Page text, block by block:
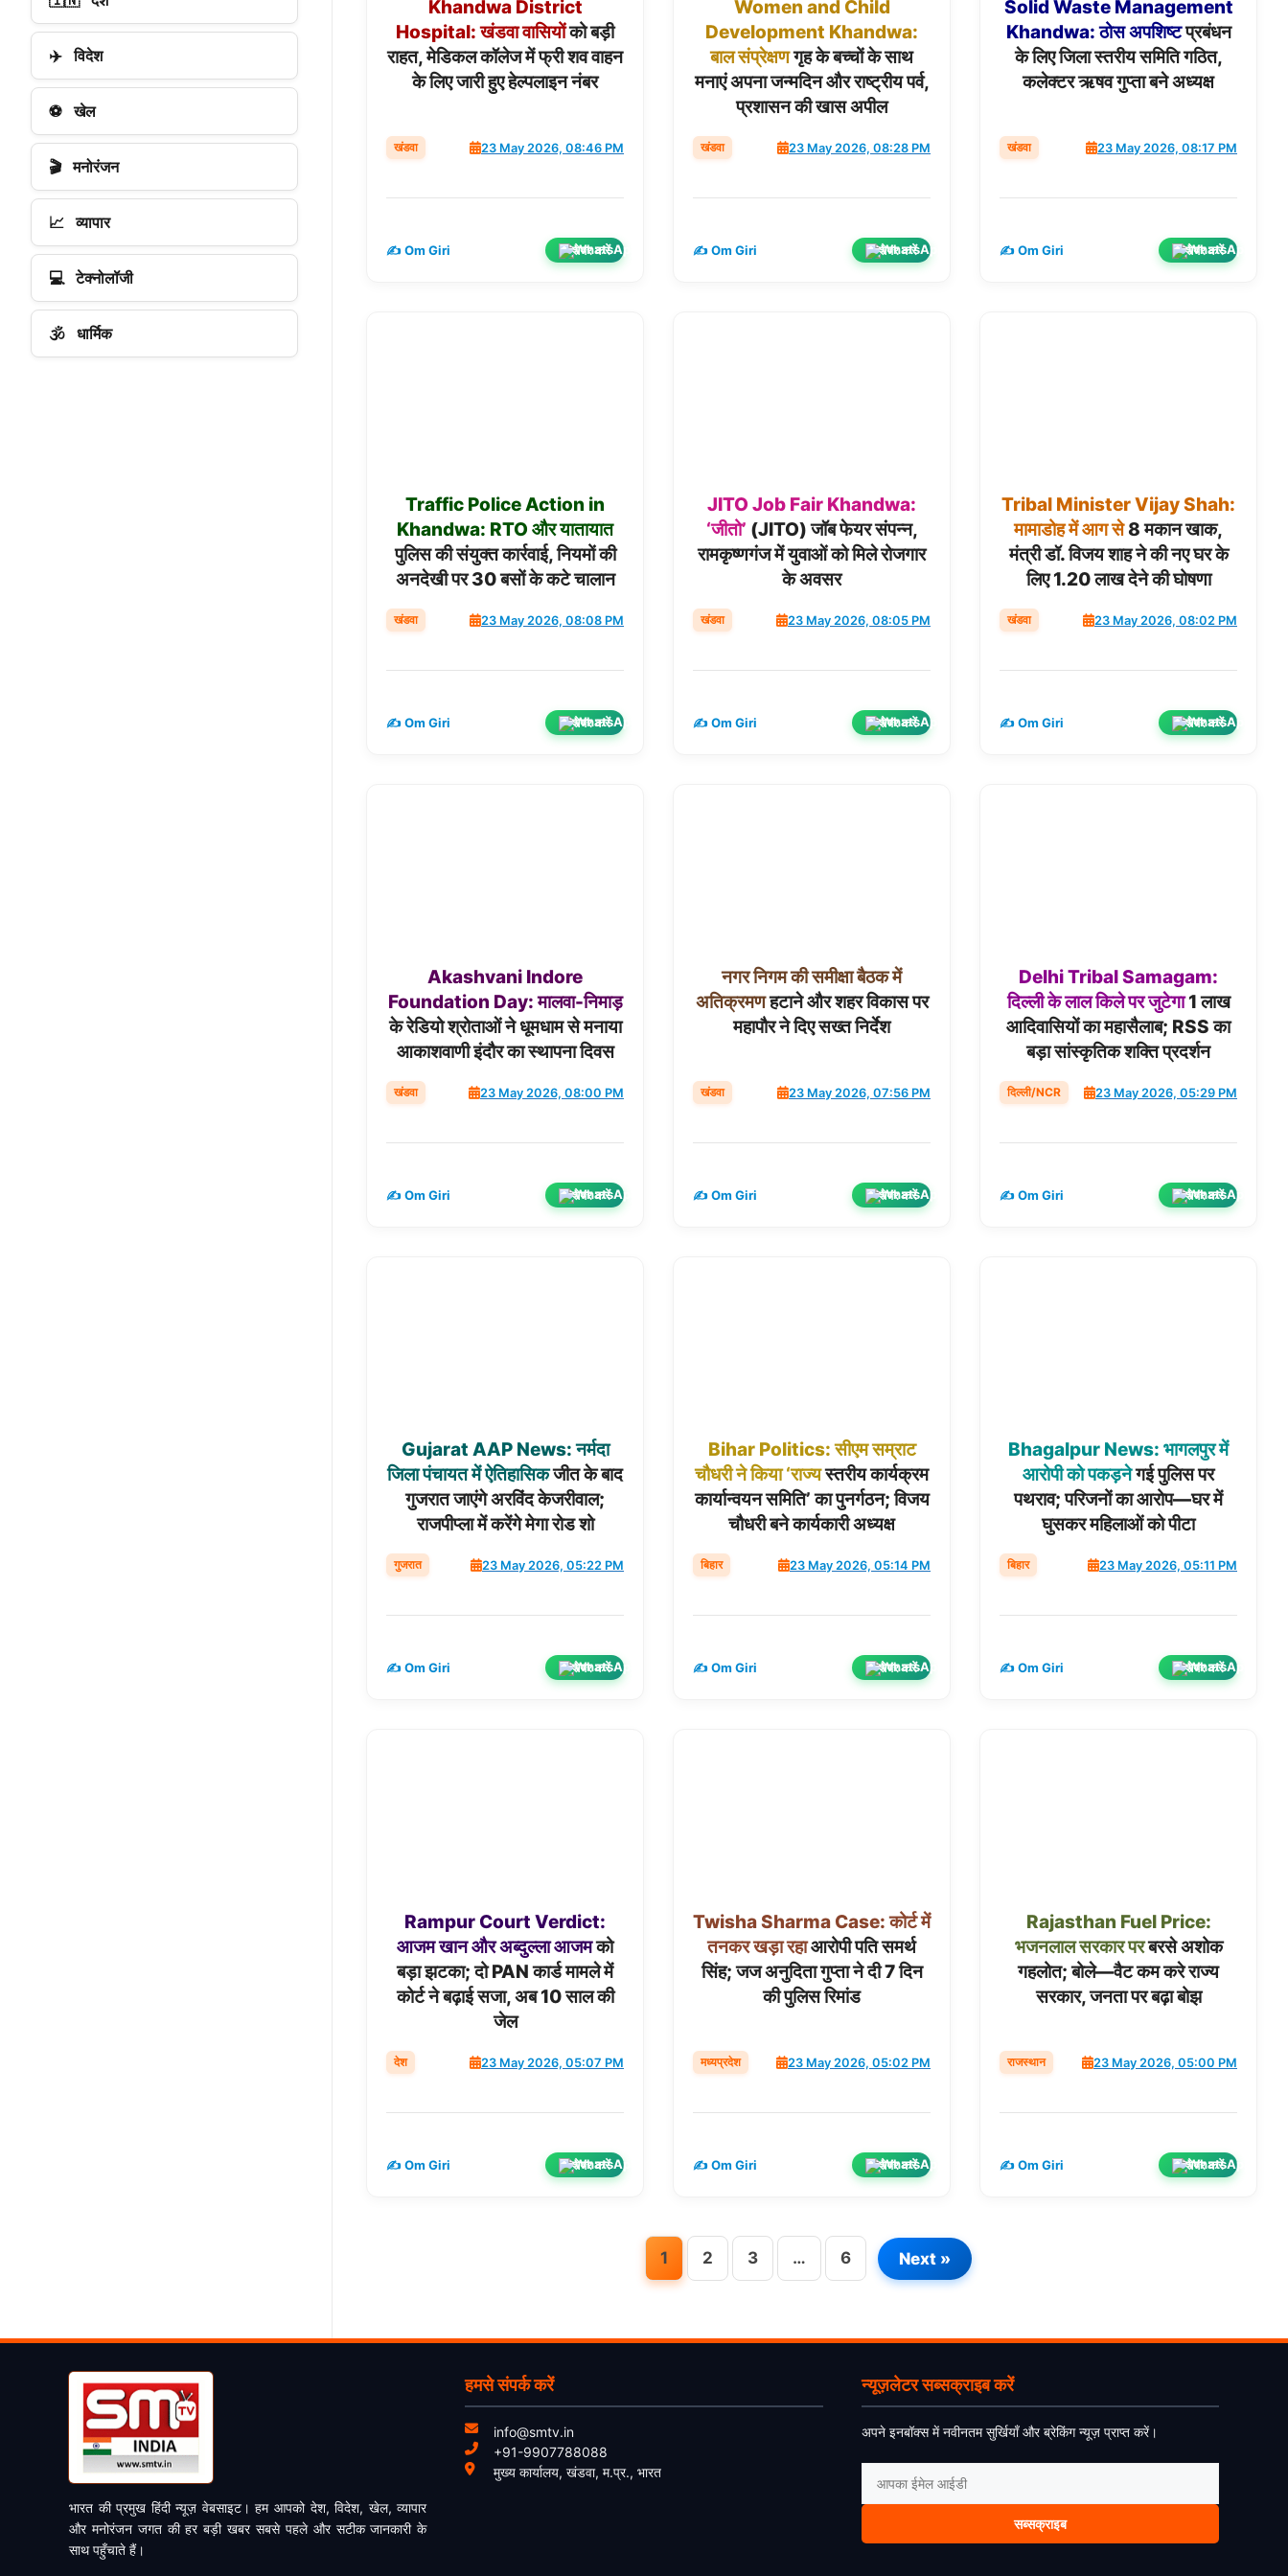
Khandwa District
Hospital: खंडवावासियोंको बड़ी
राहत, मेडिकल कॉलेज में फ्री शव वाहन
के लिए जारी हुए हेल्पलाइन नंबर
खंडवा 23 May 2026, 08:46 PM
✍️ Om Giri शेयर करें
Women and Child
Development Khandwa:
बालसंप्रेक्षणगृह के बच्चों के साथ
मनाएं अपना जन्मदिन और राष्ट्रीय पर्व,
प्रशासन की खास अपील
खंडवा 23 May 2026, 08:28 PM
✍️ Om Giri शेयर करें
Solid Waste Management
Khandwa:ठोसअपशिष्टप्रबंधन
के लिए जिला स्तरीय समिति गठित,
कलेक्टर ऋषव गुप्ता बने अध्यक्ष
खंडवा 23 May 2026, 08:17 PM
✍️ Om Giri शेयर करें
Traffic PoliceAction in
Khandwa: RTO औरयातायात
पुलिस की संयुक्त कार्रवाई, नियमों की
अनदेखी पर 30 बसों के कटे चालान
खंडवा 23 May 2026, 08:08 PM
✍️ Om Giri शेयर करें
JITO Job Fair Khandwa:
‘जीतो’ (JITO) जॉब फेयर संपन्न,
रामकृष्णगंज में युवाओं को मिले रोजगार
के अवसर
खंडवा 23 May 2026, 08:05 PM
✍️ Om Giri शेयर करें
Tribal MinisterVijayShah:
मामाडोहमेंआगसे8 मकान खाक,
मंत्री डॉ. विजय शाह ने की नए घर के
लिए 1.20 लाख देने की घोषणा
खंडवा 23 May 2026, 08:02 PM
✍️ Om Giri शेयर करें
Akashvani Indore
Foundation Day:मालवा-निमाड़
के रेडियो श्रोताओं ने धूमधाम से मनाया
आकाशवाणी इंदौर का स्थापना दिवस
खंडवा 23 May 2026, 08:00 PM
✍️ Om Giri शेयर करें
नगरनिगमकीसमीक्षाबैठकमें
अतिक्रमणहटाने और शहर विकास पर
महापौर ने दिए सख्त निर्देश
खंडवा 23 May 2026, 07:56 PM
✍️ Om Giri शेयर करें
DelhiTribalSamagam:
दिल्लीकेलालकिलेपरजुटेगा1 लाख
आदिवासियों का महासैलाब; RSS का
बड़ा सांस्कृतिक शक्ति प्रदर्शन
दिल्ली/NCR 23 May 2026, 05:29 PM
✍️ Om Giri शेयर करें
Gujarat AAP News:नर्मदा
जिलापंचायतमेंऐतिहासिकजीत के बाद
गुजरात जाएंगे अरविंद केजरीवाल;
राजपीप्ला में करेंगे मेगा रोड शो
गुजरात 23 May 2026, 05:22 PM
✍️ Om Giri शेयर करें
Bihar Politics:सीएमसम्राट
चौधरीनेकिया ‘राज्यस्तरीय कार्यक्रम
कार्यान्वयन समिति’ का पुनर्गठन; विजय
चौधरी बने कार्यकारी अध्यक्ष
बिहार 23 May 2026, 05:14 PM
✍️ Om Giri शेयर करें
Bhagalpur News: भागलपुरमें
आरोपीकोपकड़नेगई पुलिस पर
पथराव; परिजनों का आरोप—घर में
घुसकर महिलाओं को पीटा
बिहार 23 May 2026, 05:11 PM
✍️ Om Giri शेयर करें
Rampur Court Verdict:
आजमखानऔरअब्दुल्लाआजमको
बड़ा झटका; दो PAN कार्ड मामले में
कोर्ट ने बढ़ाई सजा, अब 10 साल की
जेल
देश 23 May 2026, 05:07 PM
✍️ Om Giri शेयर करें
TwishaSharma Case: कोर्टमें
तनकरखड़ारहाआरोपी पति समर्थ
सिंह; जज अनुदिता गुप्ता ने दी 7 दिन
की पुलिस रिमांड
मध्यप्रदेश 23 May 2026, 05:02 PM
✍️ Om Giri शेयर करें
Rajasthan Fuel Price:
भजनलालसरकारपरबरसे अशोक
गहलोत; बोले—वैट कम करे राज्य
सरकार, जनता पर बढ़ा बोझ
राजस्थान 23 May 2026, 05:00 PM
✍️ Om Giri शेयर करें
1 2 3 … 6 Next »
✈️ विदेश
⚽ खेल
🎬 मनोरंजन
📈 व्यापार
💻 टेक्नोलॉजी
🕉️ धार्मिक
भारत की प्रमुख हिंदी न्यूज़ वेबसाइट। हम आपको देश, विदेश, खेल, व्यापार
और मनोरंजन जगत की हर बड़ी खबर सबसे पहले और सटीक जानकारी के
साथ पहुँचाते हैं।
हमसे संपर्क करें
info@smtv.in
+91-9907788088
मुख्य कार्यालय, खंडवा, म.प्र., भारत
न्यूज़लेटर सब्सक्राइब करें
अपने इनबॉक्स में नवीनतम सुर्खियाँ और ब्रेकिंग न्यूज़ प्राप्त करें।
सब्सक्राइब